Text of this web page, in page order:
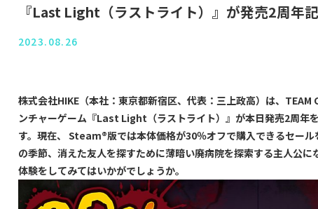
『Last Light（ラストライト）』が発売2周年
2023.08.26
株式会社HIKE（本社：東京都新宿区、代表：三上政高）は、TEAM
ンチャーゲーム『Last Light（ラストライト）』が本日発売2周年
す。現在、 Steam®版では本体価格が30％オフで購入できるセール
の季節、消えた友人を探すために薄暗い廃病院を探索する主人公に
体験をしてみてはいかがでしょうか。